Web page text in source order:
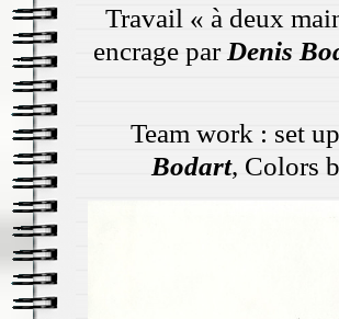
Travail « à deux
encrage par Denis
Team work : set
Bodart, Colors